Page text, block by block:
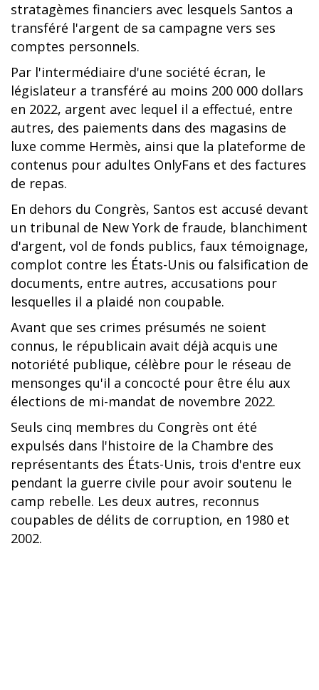
stratagèmes financiers avec lesquels Santos a
transféré l'argent de sa campagne vers ses
comptes personnels.
Par l'intermédiaire d'une société écran, le
législateur a transféré au moins 200 000 dollars
en 2022, argent avec lequel il a effectué, entre
autres, des paiements dans des magasins de
luxe comme Hermès, ainsi que la plateforme de
contenus pour adultes OnlyFans et des factures
de repas.
En dehors du Congrès, Santos est accusé devant
un tribunal de New York de fraude, blanchiment
d'argent, vol de fonds publics, faux témoignage,
complot contre les États-Unis ou falsification de
documents, entre autres, accusations pour
lesquelles il a plaidé non coupable.
Avant que ses crimes présumés ne soient
connus, le républicain avait déjà acquis une
notoriété publique, célèbre pour le réseau de
mensonges qu'il a concocté pour être élu aux
élections de mi-mandat de novembre 2022.
Seuls cinq membres du Congrès ont été
expulsés dans l'histoire de la Chambre des
représentants des États-Unis, trois d'entre eux
pendant la guerre civile pour avoir soutenu le
camp rebelle. Les deux autres, reconnus
coupables de délits de corruption, en 1980 et
2002.